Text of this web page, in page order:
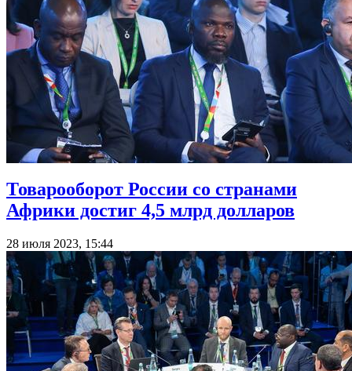
Товарооборот России со странами
Африки достиг 4,5 млрд долларов
28 июля 2023, 15:44